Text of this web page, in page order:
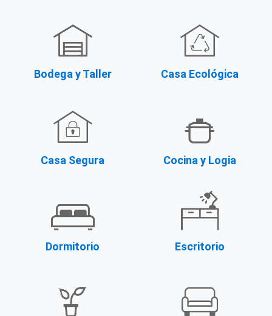
Bodega y Taller Casa Ecológica
Casa Segura Cocina y Logia
Dormitorio Escritorio